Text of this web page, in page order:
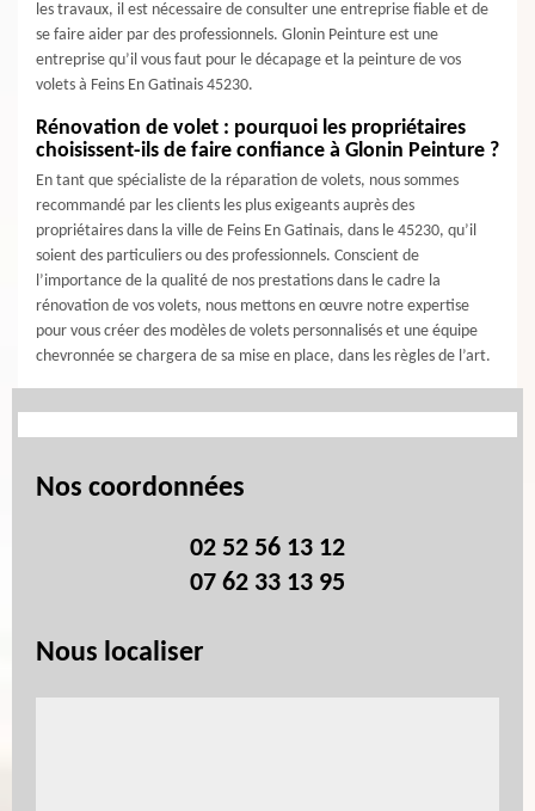
les travaux, il est nécessaire de consulter une entreprise fiable et de
se faire aider par des professionnels. Glonin Peinture est une
entreprise qu’il vous faut pour le décapage et la peinture de vos
volets à Feins En Gatinais 45230.
Rénovation de volet : pourquoi les propriétaires
choisissent-ils de faire confiance à Glonin Peinture ?
En tant que spécialiste de la réparation de volets, nous sommes
recommandé par les clients les plus exigeants auprès des
propriétaires dans la ville de Feins En Gatinais, dans le 45230, qu’il
soient des particuliers ou des professionnels. Conscient de
l’importance de la qualité de nos prestations dans le cadre la
rénovation de vos volets, nous mettons en œuvre notre expertise
pour vous créer des modèles de volets personnalisés et une équipe
chevronnée se chargera de sa mise en place, dans les règles de l’art.
Nos coordonnées
02 52 56 13 12
07 62 33 13 95
Nous localiser